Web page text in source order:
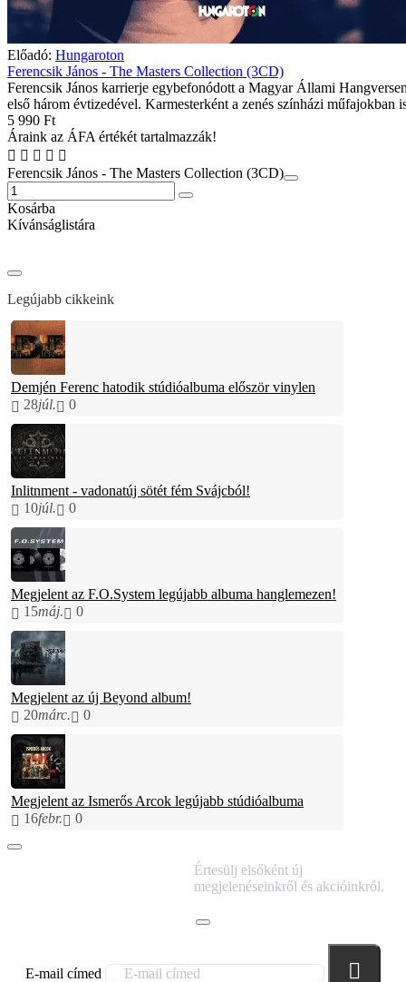
Előadó: Hungaroton
Ferencsik János - The Masters Collection (3CD)
Ferencsik János karrierje egybefonódott a Magyar Állami
első három évtizedével. Karmesterként a zenés színházi műfajokban
5 990 Ft
Áraink az ÁFA értékét tartalmazzák!
Ferencsik János - The Masters Collection (3CD)
Kosárba
Kívánságlistára
Legújabb cikkeink
Demjén Ferenc hatodik stúdióalbuma először vinylen
28júl. 0
Inlitnment - vadonatúj sötét fém Svájcból!
10júl. 0
Megjelent az F.O.System legújabb albuma hanglemezen!
15máj. 0
Megjelent az új Beyond album!
20márc. 0
Megjelent az Ismerős Arcok legújabb stúdióalbuma
16febr. 0
Értesülj elsőként új
megjelenéseinkről és akcióinkról.
E-mail címed